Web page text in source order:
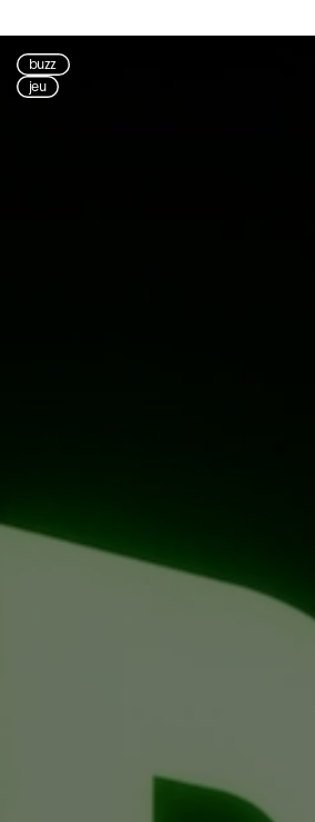
buzz
jeu